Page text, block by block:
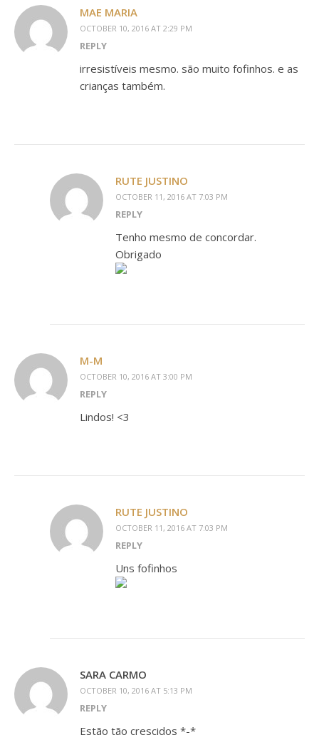
MAE MARIA
OCTOBER 10, 2016 AT 2:29 PM
REPLY
irresistíveis mesmo. são muito fofinhos. e as
crianças também.
RUTE JUSTINO
OCTOBER 11, 2016 AT 7:03 PM
REPLY
Tenho mesmo de concordar.
Obrigado
M-M
OCTOBER 10, 2016 AT 3:00 PM
REPLY
Lindos! <3
RUTE JUSTINO
OCTOBER 11, 2016 AT 7:03 PM
REPLY
Uns fofinhos
SARA CARMO
OCTOBER 10, 2016 AT 5:13 PM
REPLY
Estão tão crescidos *-*